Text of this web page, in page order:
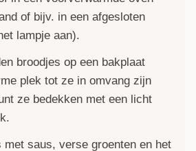
of bijv. in een afgesloten
lampje aan).
broodjes op een bakplaat
plek tot ze in omvang zijn
ze bedekken met een licht
met saus, verse groenten en het